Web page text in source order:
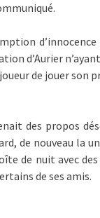
d’Aurier
de jouer
des propos
de nouveau la
de nuit avec
de ses amis.